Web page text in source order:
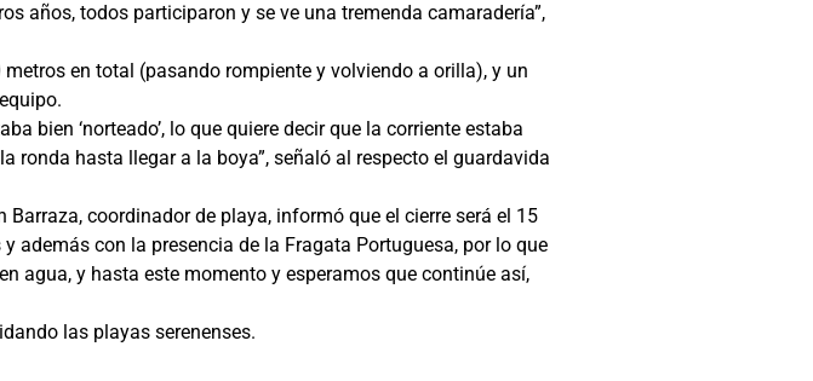
años, todos participaron y se ve una tremenda camaradería”,
en total (pasando rompiente y volviendo a orilla), y un
bien ‘norteado’, lo que quiere decir que la corriente estaba
ronda hasta llegar a la boya”, señaló al respecto el guardavida
coordinador de playa, informó que el cierre será el 15
además con la presencia de la Fragata Portuguesa, por lo que
agua, y hasta este momento y esperamos que continúe así,
las playas serenenses.